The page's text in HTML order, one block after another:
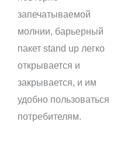
запечатываемой
молнии, барьерный
пакет stand up легко
открывается и
закрывается, и им
удобно пользоваться
потребителям.